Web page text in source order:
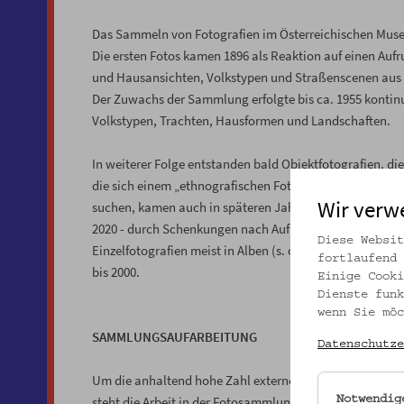
Das Sammeln von Fotografien im Österreichischen
Die ersten Fotos kamen 1896 als Reaktion auf einen
und Hausansichten, Volkstypen und Straßenscenen
Der Zuwachs der Sammlung erfolgte bis ca. 1955
Volkstypen, Trachten, Hausformen und Landschaften.
In weiterer Folge entstanden bald Objektfotografien,
die sich einem „ethnografischen Fotografieren“
suchen, kamen auch in späteren Jahren hinzu. Einen
2020 - durch Schenkungen nach Aufrufen im Zuge des
Einzelfotografien meist in Alben (s. oben Foto 1) sowie
bis 2000.
SAMMLUNGSAUFARBEITUNG
Um die anhaltend hohe Zahl externer und interner
Wir
Diese
fortlaufend
Einige
Dienste
wenn Sie